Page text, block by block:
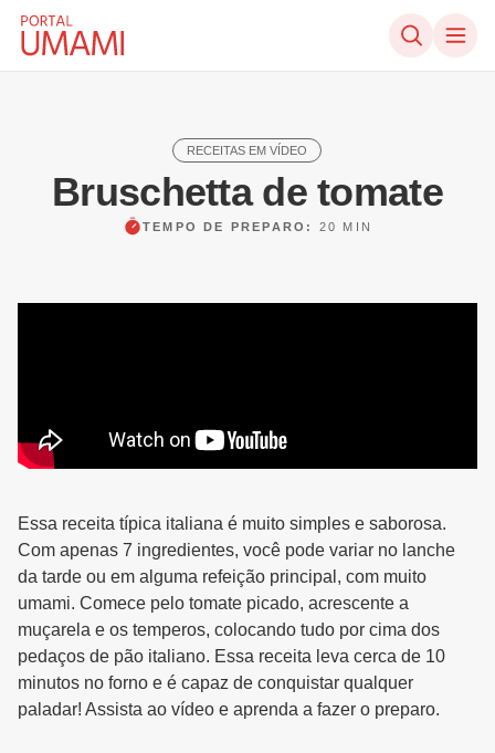
Ir direto ao conteúdo
RECEITAS EM VÍDEO
Bruschetta de tomate
TEMPO DE PREPARO: 20 MIN
Essa receita típica italiana é muito simples e saborosa.
Com apenas 7 ingredientes, você pode variar no lanche
da tarde ou em alguma refeição principal, com muito
umami. Comece pelo tomate picado, acrescente a
muçarela e os temperos, colocando tudo por cima dos
pedaços de pão italiano. Essa receita leva cerca de 10
minutos no forno e é capaz de conquistar qualquer
paladar! Assista ao vídeo e aprenda a fazer o preparo.